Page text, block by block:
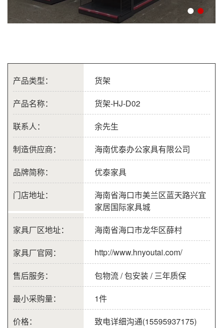
产品类型：
货架
产品名称：
货架-HJ-D02
联系人：
余先生
制造供应商：
海南优泰办公家具有限公司
品牌简称：
优泰家具
门店地址：
海南省海口市美兰区蓝天路兴宜
家居国际家具城
家具厂区地址：
海南省海口市龙华区薛村
家具厂官网：
http://www.hnyoutai.com/
售后服务：
包物流 / 包安装 / 三年质保
最小采购量：
1件
价格：
致电详细沟通(15595937175)